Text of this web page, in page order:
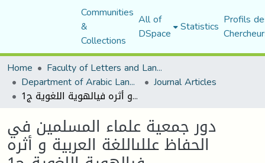
Communities
&
Collections
All of
DSpace Statistics Profils
Home
Faculty of Letters and Languages
Department of Arabic Language and Literature Journal Articles
دور جمعية علماء المسلمين في الحفاظ عللىاللغة العربية و أثره فيالهوية اللغوية ج1
دور جمعية علماء المسلمين في
الحفاظ عللىاللغة العربية و أثره